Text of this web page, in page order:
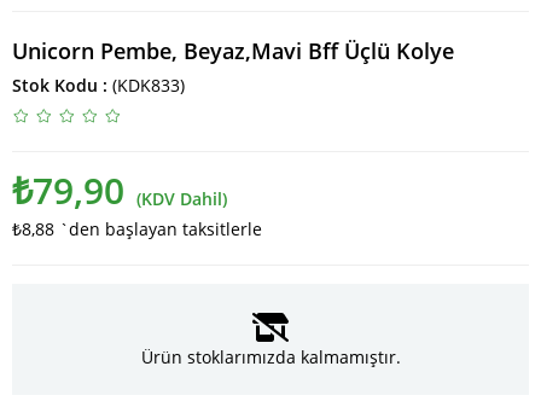
Unicorn Pembe, Beyaz,Mavi Bff Üçlü Kolye
Stok Kodu (KDK833)
₺79,90 (KDV Dahil)
₺8,88 `den başlayan taksitlerle
Ürün stoklarımızda kalmamıştır.